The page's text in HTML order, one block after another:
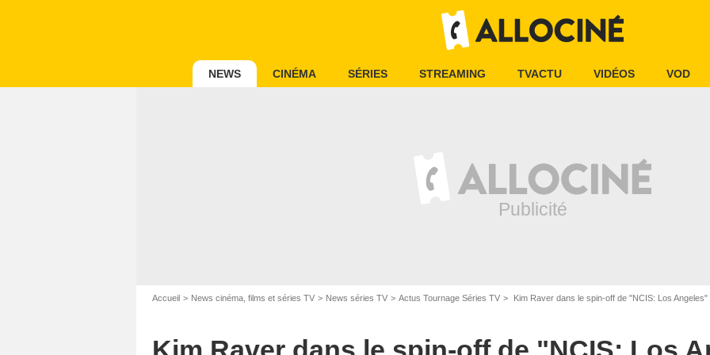
NEWS CINÉMA SÉRIES STREAMING TVACTU VIDÉOS VOD
Accueil News cinéma, films et séries TV News séries TV Actus Tournage Séries TV Kim Raver dans le spin-off de "NCIS: Los Angeles"